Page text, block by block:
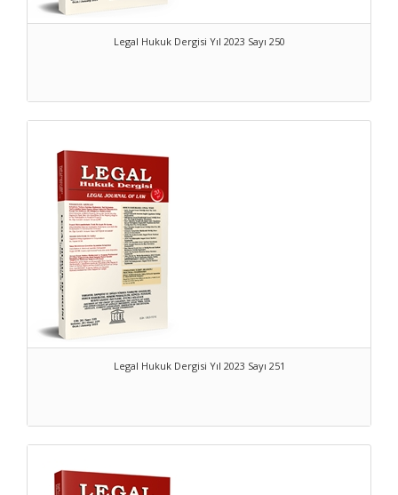
Legal Hukuk Dergisi Yıl 2023 Sayı 250
Legal Hukuk Dergisi Yıl 2023 Sayı 251